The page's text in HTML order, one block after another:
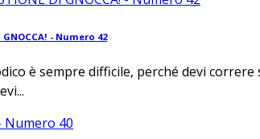
GNOCCA! - Numero 42
è sempre difficile, perché devi